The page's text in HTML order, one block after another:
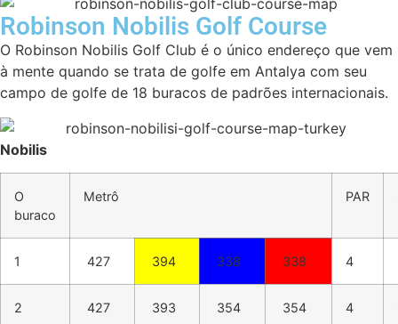
Robinson Nobilis Golf Course
O Robinson Nobilis Golf Club é o único endereço que vem
à mente quando se trata de golfe em Antalya com seu
campo de golfe de 18 buracos de padrões internacionais.
Nobilis
O
buraco
Metrô PAR
1 427 394 338 338 4
2 427 393 354 354 4